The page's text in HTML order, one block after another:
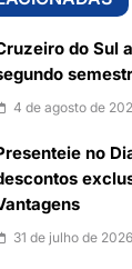
do Sul
4 de agosto de
no
31 de julho de 2026